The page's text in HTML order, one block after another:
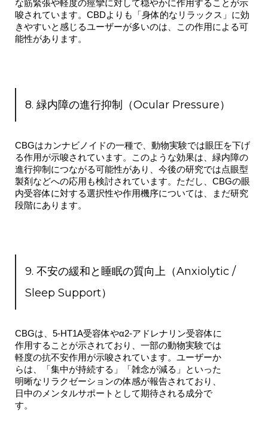
な筋緊張や軽度の痙攣に対して穏やかに作用することが示
唆されています。CBDよりも「身体的なリラックス」に効
きやすいと感じるユーザーが多いのは、この作用による可
能性があります。
8. 緑内障の進行抑制（Ocular Pressure）
CBGはカンナビノイドの一種で、動物実験では眼圧を下げ
る作用が示唆されています。このような効果は、緑内障の
進行抑制につながる可能性があり、今後の研究では点眼型
製剤などへの応用も検討されています。ただし、CBGの眼
内受容体に対する選択性や作用機序については、まだ研究
段階にあります。
9. 不安の緩和と睡眠の質向上（Anxiolytic /
Sleep Support）
CBGは、5-HT1A受容体やα2-アドレナリン受容体に
作用することが示されており、一部の動物実験では
軽度の抗不安作用が示唆されています。ユーザーか
らは、「集中が持続する」「雑念が減る」といった
明晰なリラクゼーションの体感が報告されており、
日中のメンタルサポートとして期待される成分で
す。